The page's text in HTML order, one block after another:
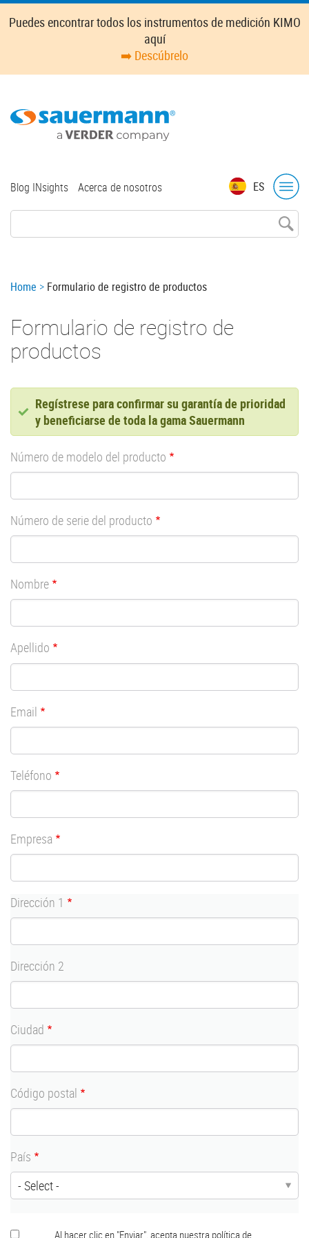
Skip
Puedes encontrar todos los instrumentos de medición KIMO
aquí
➡️ Descúbrelo
ES
Top
Blog INsights Acerca de nosotros
Breadcrumb
Home Formulario de registro de productos
Formulario de registro de
productos
Status
message
Regístrese para confirmar su garantía de prioridad
y beneficiarse de toda la gama Sauermann
Número de modelo del producto
Número de serie del producto
Nombre
Apellido
Email
Teléfono
Empresa
Dirección
Dirección 1
Dirección 2
Ciudad
Código postal
País
RGPD Al hacer clic en "Enviar", acepta nuestra política de